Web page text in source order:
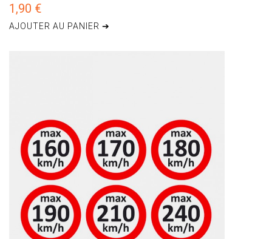
1,90 €
AJOUTER AU PANIER ➔